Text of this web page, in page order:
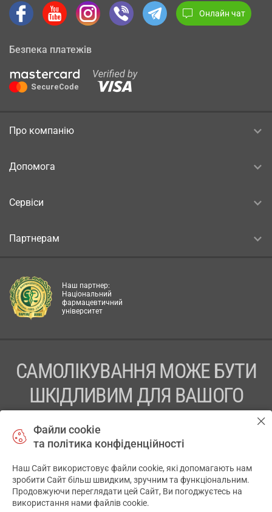
Онлайн чат
Безпека платежів
Про компанію
Допомога
Сервіси
Партнерам
Наш партнер:
Національний
фармацевтичний
університет
САМОЛІКУВАННЯ МОЖЕ БУТИ
ШКІДЛИВИМ ДЛЯ ВАШОГО
ПЕРЕД ЗАСТОСУВАННЯМ ПРЕПАРАТУ ПРОКОНСУЛЬТУЙТЕСЬ
ТОВ «АПТЕКА 911.ЮА» Код ЄДРПОУ 43631965.
Відмова від відповідальності
Файли cookie
та політика конфіденційності
Наш Сайт використовує файли cookie, які допомагають нам
зробити Сайт більш швидким, зручним та функціональним.
Продовжуючи переглядати цей Сайт, Ви погоджуєтесь на
використання нами файлів cookie.
✕